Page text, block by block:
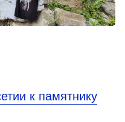
к памятнику